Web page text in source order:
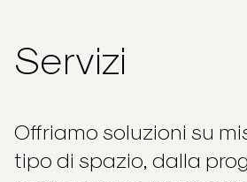
Servizi
Offriamo soluzioni su
tipo di spazio, dalla